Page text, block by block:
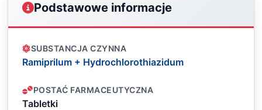
Podstawowe informacje
SUBSTANCJA CZYNNA
Ramiprilum + Hydrochlorothiazidum
POSTAĆ FARMACEUTYCZNA
Tabletki